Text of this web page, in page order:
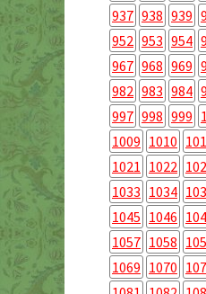
937 938 939
952 953 954
967 968 969
982 983 984
997 998 999
1009 1010
1021 1022
1033 1034
1045 1046
1057 1058
1069 1070